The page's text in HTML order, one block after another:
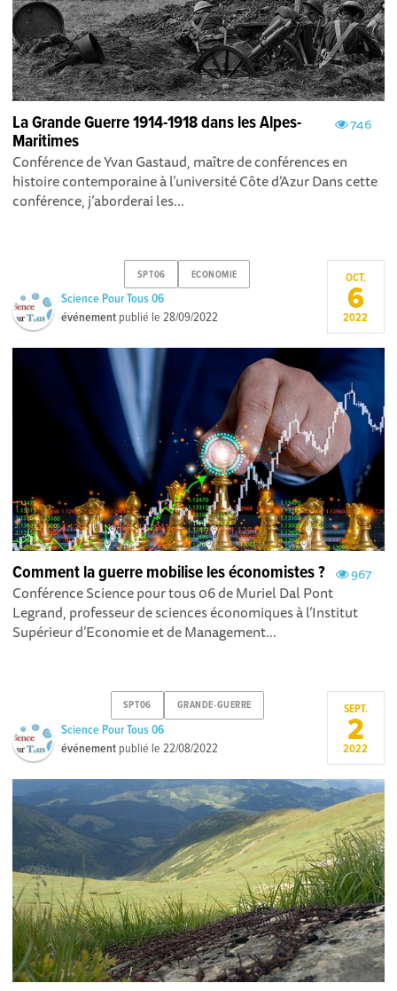
746
La Grande Guerre 1914-1918 dans les Alpes-
Maritimes
Conférence de Yvan Gastaud, maître de conférences en
histoire contemporaine à l’université Côte d’Azur Dans cette
conférence, j’aborderai les...
SPT06 ECONOMIE
Science Pour Tous 06
événement publié le28/09/2022
OCT.
6
2022
967
Comment la guerre mobilise les économistes ?
Conférence Science pour tous 06 de Muriel Dal Pont
Legrand, professeur de sciences économiques à l’Institut
Supérieur d’Economie et de Management...
SPT06 GRANDE-GUERRE
Science Pour Tous 06
événement publié le22/08/2022
SEPT.
2
2022